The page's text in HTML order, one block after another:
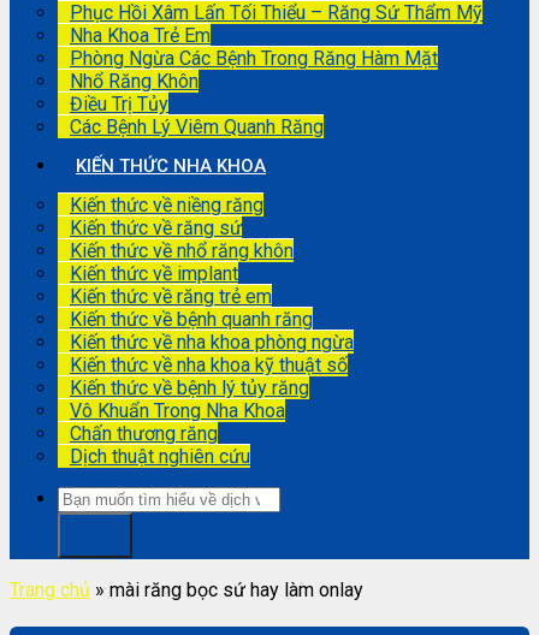
Phục Hồi Xâm Lấn Tối Thiểu – Răng Sứ Thẩm Mỹ
Nha Khoa Trẻ Em
Phòng Ngừa Các Bệnh Trong Răng Hàm Mặt
Nhổ Răng Khôn
Điều Trị Tủy
Các Bệnh Lý Viêm Quanh Răng
KIẾN THỨC NHA KHOA
Kiến thức về niềng răng
Kiến thức về răng sứ
Kiến thức về nhổ răng khôn
Kiến thức về implant
Kiến thức về răng trẻ em
Kiến thức về bệnh quanh răng
Kiến thức về nha khoa phòng ngừa
Kiến thức về nha khoa kỹ thuật số
Kiến thức về bệnh lý tủy răng
Vô Khuẩn Trong Nha Khoa
Chấn thương răng
Dịch thuật nghiên cứu
Trang chủ » mài răng bọc sứ hay làm onlay